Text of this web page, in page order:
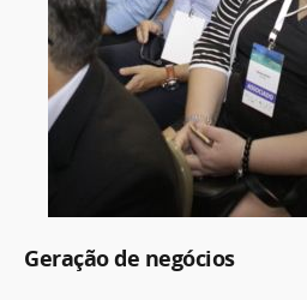
Geração de negócios